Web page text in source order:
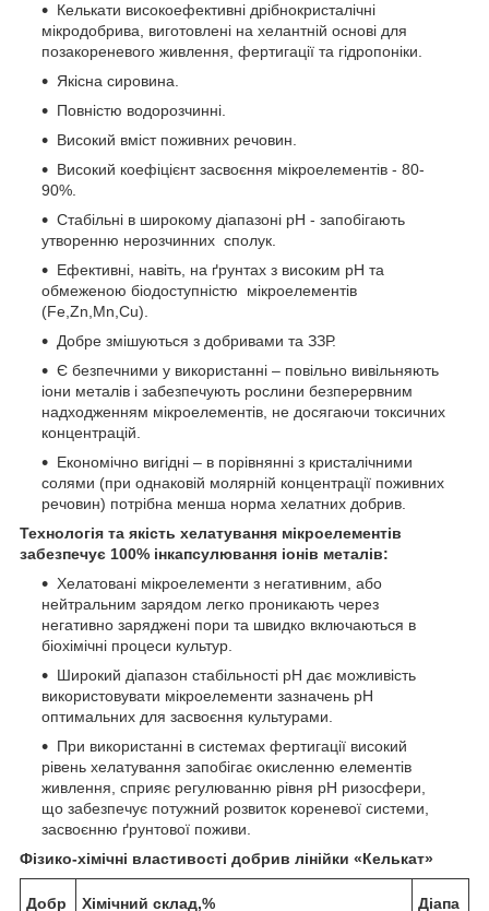
Келькати високоефективні дрібнокристалічні
мікродобрива, виготовлені на хелантній основі для
позакореневого живлення, фертигації та гідропоніки.
Якісна сировина.
Повністю водорозчинні.
Високий вміст поживних речовин.
Високий коефіцієнт засвоєння мікроелементів - 80-
90%.
Стабільні в широкому діапазоні рН - запобігають
утворенню нерозчинних сполук.
Ефективні, навіть, на ґрунтах з високим рН та
обмеженою біодоступністю мікроелементів
(Fe,Zn,Mn,Cu).
Добре змішуються з добривами та ЗЗР.
Є безпечними у використанні – повільно вивільняють
іони металів і забезпечують рослини безперервним
надходженням мікроелементів, не досягаючи токсичних
концентрацій.
Економічно вигідні – в порівнянні з кристалічними
солями (при однаковій молярній концентрації поживних
речовин) потрібна менша норма хелатних добрив.
Технологія та якість хелатування мікроелементів
забезпечує 100% інкапсулювання іонів металів:
Хелатовані мікроелементи з негативним, або
нейтральним зарядом легко проникають через
негативно заряджені пори та швидко включаються в
біохімічні процеси культур.
Широкий діапазон стабільності рН дає можливість
використовувати мікроелементи зазначень рН
оптимальних для засвоєння культурами.
При використанні в системах фертигації високий
рівень хелатування запобігає окисленню елементів
живлення, сприяє регулюванню рівня рН ризосфери,
що забезпечує потужний розвиток кореневої системи,
засвоєнню ґрунтової поживи.
Фізико-хімічні властивості добрив лінійки «Келькат»
Добр Хімічний склад,% Діапа